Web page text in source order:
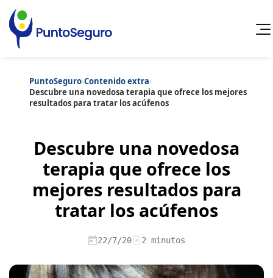
Cancelar
Artículos sobre Otros Seguros
Artículos sobre Seguros de Auto
Artículos sobre Seguros de Hogar
Artículos sobre Seguros de SaludContenido extra
Artículos sobre Convenios Colectivos
Artículos sobre Educación Financiera
Artículos sobre Seguros de Decesos
Artículos sobre la Jubilación
PuntoSeguro›Contenido extra›
Descubre una novedosa terapia que ofrece los mejores
resultados para tratar los acúfenos
Descubre una novedosa
terapia que ofrece los
mejores resultados para
tratar los acúfenos
22/7/20 2 minutos